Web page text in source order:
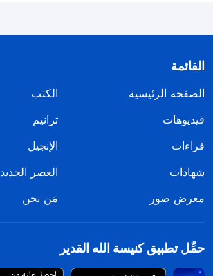
القائمة
الصفحة الرئيسية
الكتب
فيديوهات
ترانيم
قراءات
الإنجيل
شهادات
العصر الجديد
معرض صور
مَن نحن
حمِّل تطبيق كنيسة الله القدير